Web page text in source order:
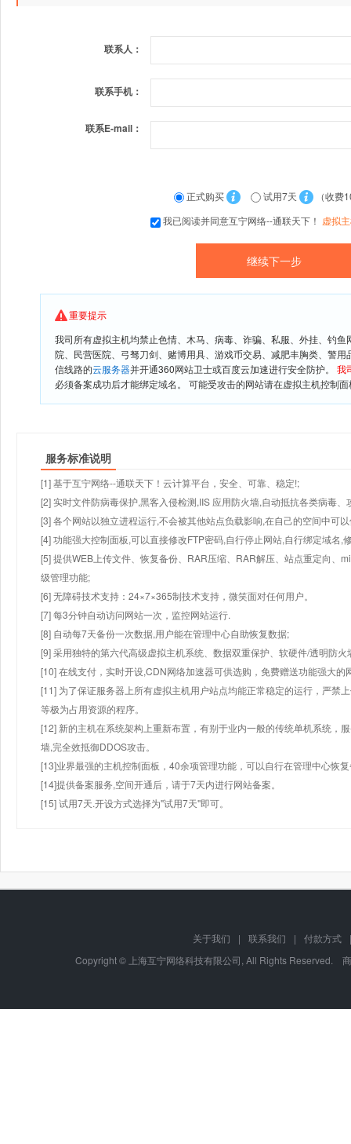
联系人：
联系手机：
联系E-mail：
正式购买 试用7天
（收费
我已阅读并同意互宁网络--通联天下！ 虚拟
重要提示
我司所有虚拟主机均禁止色情、木马、病毒、诈骗、私服、外挂、钓
院、民营医院、弓驽刀剑、赌博用具、游戏币交易、减肥丰胸类、警
信线路的云服务器并开通360网站卫士或百度云加速进行安全防护。 我
必须备案成功后才能绑定域名。 可能受攻击的网站请在虚拟主机控制
服务标准说明
[1] 基于互宁网络--通联天下！云计算平台，安全、可靠、稳定!;
[2] 实时文件防病毒保护,黑客入侵检测,IIS 应用防火墙,自动抵抗各类病毒、
[3] 各个网站以独立进程运行,不会被其他站点负载影响,在自己的空间中可
[4] 功能强大控制面板,可以直接修改FTP密码,自行停止网站,自行绑定域名,
[5] 提供WEB上传文件、恢复备份、RAR压缩、RAR解压、站点重定向、
级管理功能;
[6] 无障碍技术支持：24×7×365制技术支持，微笑面对任何用户。
[7] 每3分钟自动访问网站一次，监控网站运行.
[8] 自动每7天备份一次数据,用户能在管理中心自助恢复数据;
[9] 采用独特的第六代高级虚拟主机系统、数据双重保护、软硬件/透明防火
[10] 在线支付，实时开设,CDN网络加速器可供选购，免费赠送功能强大
[11] 为了保证服务器上所有虚拟主机用户站点均能正常稳定的运行，严禁
等极为占用资源的程序。
[12] 新的主机在系统架构上重新布置，有别于业内一般的传统单机系统，
墙,完全效抵御DDOS攻击。
[13]业界最强的主机控制面板，40余项管理功能，可以自行在管理中心恢
[14]提供备案服务,空间开通后，请于7天内进行网站备案。
[15] 试用7天.开设方式选择为"试用7天"即可。
关于我们 | 联系我们 | 付款方式
|
Copyright © 上海互宁网络科技有限公司, All Rights Reserved.